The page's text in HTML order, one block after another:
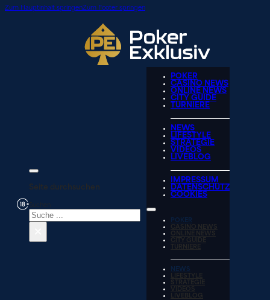
Zum Hauptinhalt springenZum Footer springen
Seite durchsuchen
POKER
CASINO NEWS
ONLINE NEWS
CITY GUIDE
TURNIERE
NEWS
LIFESTYLE
STRATEGIE
VIDEOS
LIVEBLOG
IMPRESSUM
DATENSCHUTZ
COOKIES
POKER
CASINO NEWS
ONLINE NEWS
CITY GUIDE
TURNIERE
NEWS
LIFESTYLE
STRATEGIE
VIDEOS
LIVEBLOG